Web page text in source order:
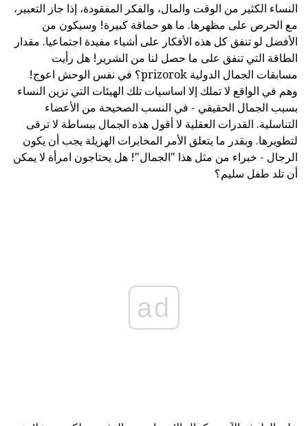
النساء الكثير من الوقت والمال، والفكر المفقودة، إذا جاز التعبير،
مع الحرص على مظهرها. ما هو حماقة كبيرة! وسيكون من
الأفضل لو تنفق كل هذه الأفكار على أشياء مفيدة اجتماعيا. مقدار
الطاقة التي تنفق على ما حصل لنا من الشرير! هل رأيت
مسابقات الجمال الدولية prizorok؟ في نفس الوحش اعوج!
وهم في الواقع لا تملك إلا اساسيات تلك الهيئات التي تزين النساء
بسبب الجمال الحقيقي - في النسب الصحيحة من الأعضاء
التناسلية. القدرات العقلية لا أقول هذه الجمال ببساطة لا ترقى
لتطويرها. وبقدر ما يتعلق الأمر المخابرات الهزيلة يجب أن يكون
الرجال - خبراء من مثل هذا "الجمال"! هل يحتاجون امرأة لا يمكن
أن تلد طفل سليم؟
ad